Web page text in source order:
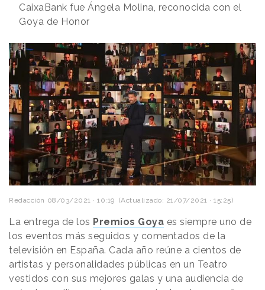
CaixaBank fue Ángela Molina, reconocida con el
Goya de Honor
Redacción 08/03/2021 · 10:19 (Actualizado: 21/07/2021 · 15:25)
La entrega de los Premios Goya es siempre uno de
los eventos más seguidos y comentados de la
televisión en España. Cada año reúne a cientos de
artistas y personalidades públicas en un Teatro
vestidos con sus mejores galas y una audiencia de